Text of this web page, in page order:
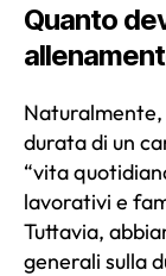
Quanto
durata di un
“vita
lavorativi e
Tuttavia,
generali sulla